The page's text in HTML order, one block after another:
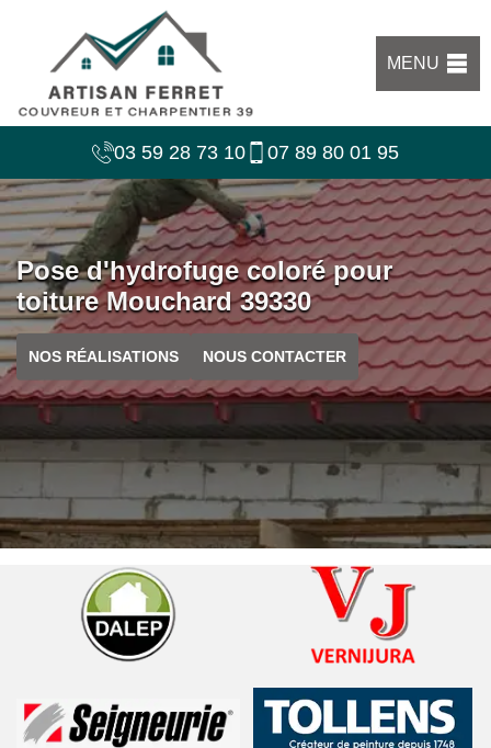
MENU
03 59 28 73 10 07 89 80 01 95
Pose d'hydrofuge coloré pour
toiture Mouchard 39330
NOS RÉALISATIONS NOUS CONTACTER